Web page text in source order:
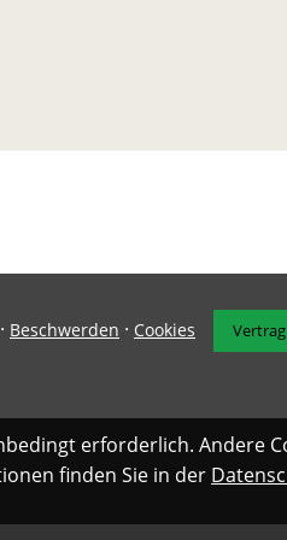
· Beschwerden · Cookies
erforderlich. Andere
finden Sie in der